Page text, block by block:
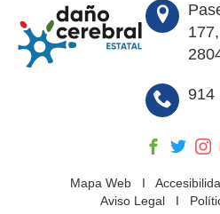
914
Mapa WebI
Aviso Legal I